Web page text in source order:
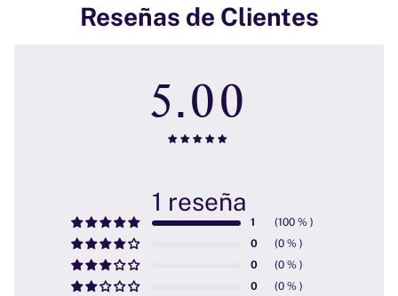
Reseñas de Clientes
5.00
1 reseña
1
0
0
0